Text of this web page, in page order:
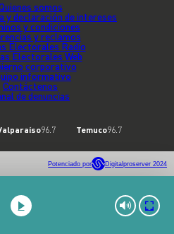
somos
y declaración de intereses
y condiciones
y reclamos
Electorales Radio
Electorales Web
corporativo
informativo
Contáctenos
de denuncias
96.7 Temuco96.7
Potenciado por Digitalproserver 2024